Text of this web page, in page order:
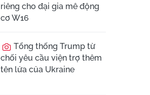
riêng cho đại gia mê động
cơ W16
Tổng thống Trump từ
chối yêu cầu viện trợ thêm
tên lửa của Ukraine